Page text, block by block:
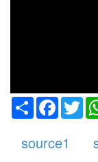
Share
source1